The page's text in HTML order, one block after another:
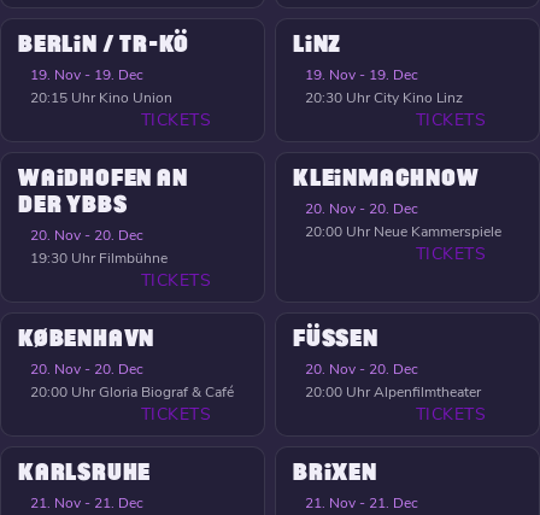
BERLIN / TR-KÖ
19. Nov - 19. Dec
20:15 Uhr Kino Union
TICKETS
LINZ
19. Nov - 19. Dec
20:30 UhrCity Kino Linz
TICKETS
WAIDHOFEN AN
DER YBBS
20. Nov - 20. Dec
19:30 Uhr Filmbühne
TICKETS
KLEINMACHNOW
20. Nov - 20. Dec
20:00 Uhr Neue Kammerspiele
TICKETS
KØBENHAVN
20. Nov - 20. Dec
20:00 UhrGloria Biograf & Café
TICKETS
FÜSSEN
20. Nov - 20. Dec
20:00 UhrAlpenfilmtheater
TICKETS
KARLSRUHE
21. Nov - 21. Dec
BRIXEN
21. Nov - 21. Dec